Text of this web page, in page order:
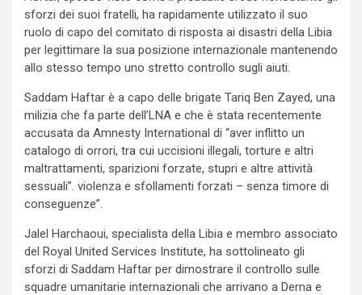
sforzi dei suoi fratelli, ha rapidamente utilizzato il suo
ruolo di capo del comitato di risposta ai disastri della Libia
per legittimare la sua posizione internazionale mantenendo
allo stesso tempo uno stretto controllo sugli aiuti.
Saddam Haftar è a capo delle brigate Tariq Ben Zayed, una
milizia che fa parte dell’LNA e che è stata recentemente
accusata da Amnesty International di “aver inflitto un
catalogo di orrori, tra cui uccisioni illegali, torture e altri
maltrattamenti, sparizioni forzate, stupri e altre attività
sessuali”. violenza e sfollamenti forzati – senza timore di
conseguenze”.
Jalel Harchaoui, specialista della Libia e membro associato
del Royal United Services Institute, ha sottolineato gli
sforzi di Saddam Haftar per dimostrare il controllo sulle
squadre umanitarie internazionali che arrivano a Derna e